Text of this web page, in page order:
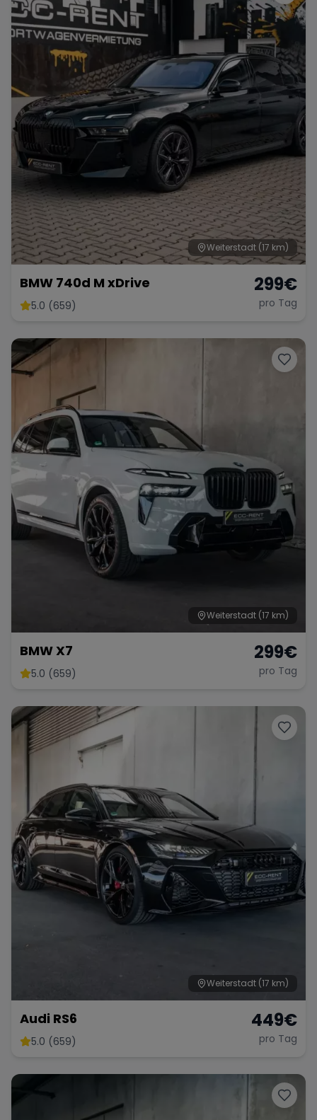
Weiterstadt (17 km)
BMW 740d M xDrive
5.0 (659)
299€
pro Tag
Weiterstadt (17 km)
BMW X7
5.0 (659)
299€
pro Tag
Weiterstadt (17 km)
Audi RS6
5.0 (659)
449€
pro Tag